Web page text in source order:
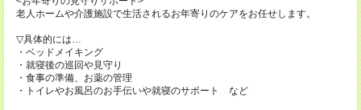
老人ホームや介護施設で生活されるお年寄りのケアをお任せします。
▽具体的には…
・ベッドメイキング
・就寝後の巡回や見守り
・食事の準備、お薬の管理
・トイレやお風呂のお手伝いや就寝のサポート など